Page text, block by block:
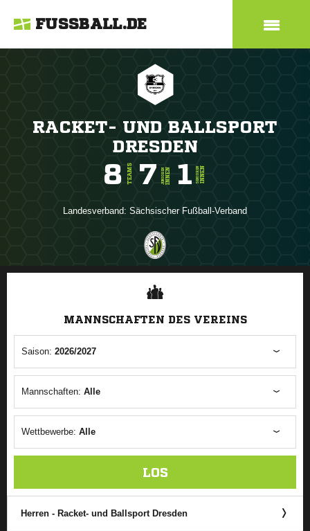
FUSSBALL.DE
RACKET- UND BALLSPORT
DRESDEN
8 TEAMS 7 JUNIORENINNEN 1 SENIORENINNEN
Landesverband: Sächsischer Fußball-Verband
ANZEIGE
MANNSCHAFTEN DES VEREINS
Saison: 2026/2027
Mannschaften: Alle
Wettbewerbe: Alle
LOS
Herren - Racket- und Ballsport Dresden